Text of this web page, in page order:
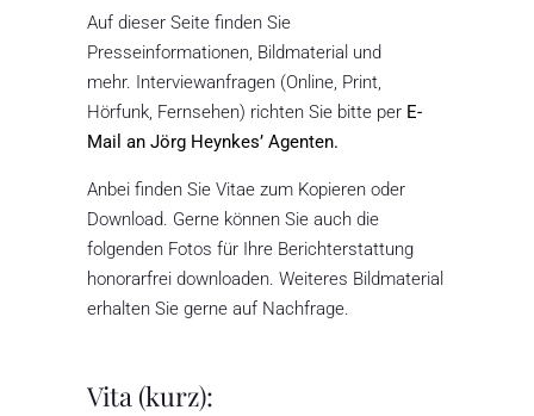
Auf dieser Seite finden Sie
Presseinformationen, Bildmaterial und
mehr. Interviewanfragen (Online, Print,
Hörfunk, Fernsehen) richten Sie bitte per E-
Mail an Jörg Heynkes’ Agenten.
Anbei finden Sie Vitae zum Kopieren oder
Download. Gerne können Sie auch die
folgenden Fotos für Ihre Berichterstattung
honorarfrei downloaden. Weiteres Bildmaterial
erhalten Sie gerne auf Nachfrage.
Vita (kurz):